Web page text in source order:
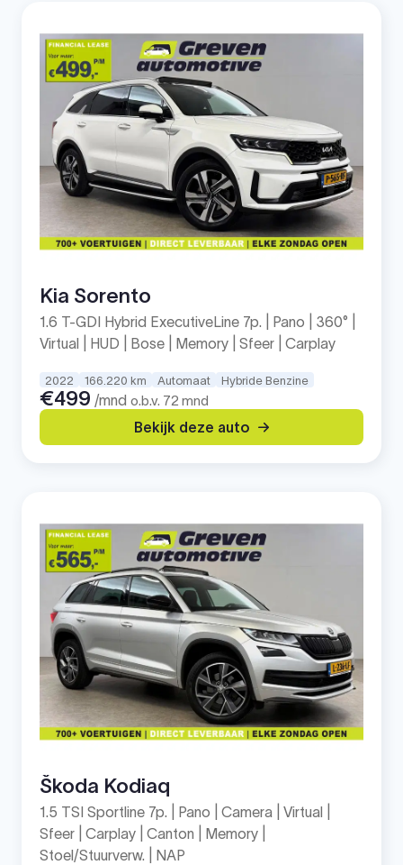
Kia Sorento
1.6 T-GDI Hybrid ExecutiveLine 7p. | Pano | 360° |
Virtual | HUD | Bose | Memory | Sfeer | Carplay
2022 166.220 km Automaat Hybride Benzine
€499 /mnd o.b.v. 72 mnd
Bekijk deze auto
Škoda Kodiaq
1.5 TSI Sportline 7p. | Pano | Camera | Virtual |
Sfeer | Carplay | Canton | Memory |
Stoel/Stuurverw. | NAP